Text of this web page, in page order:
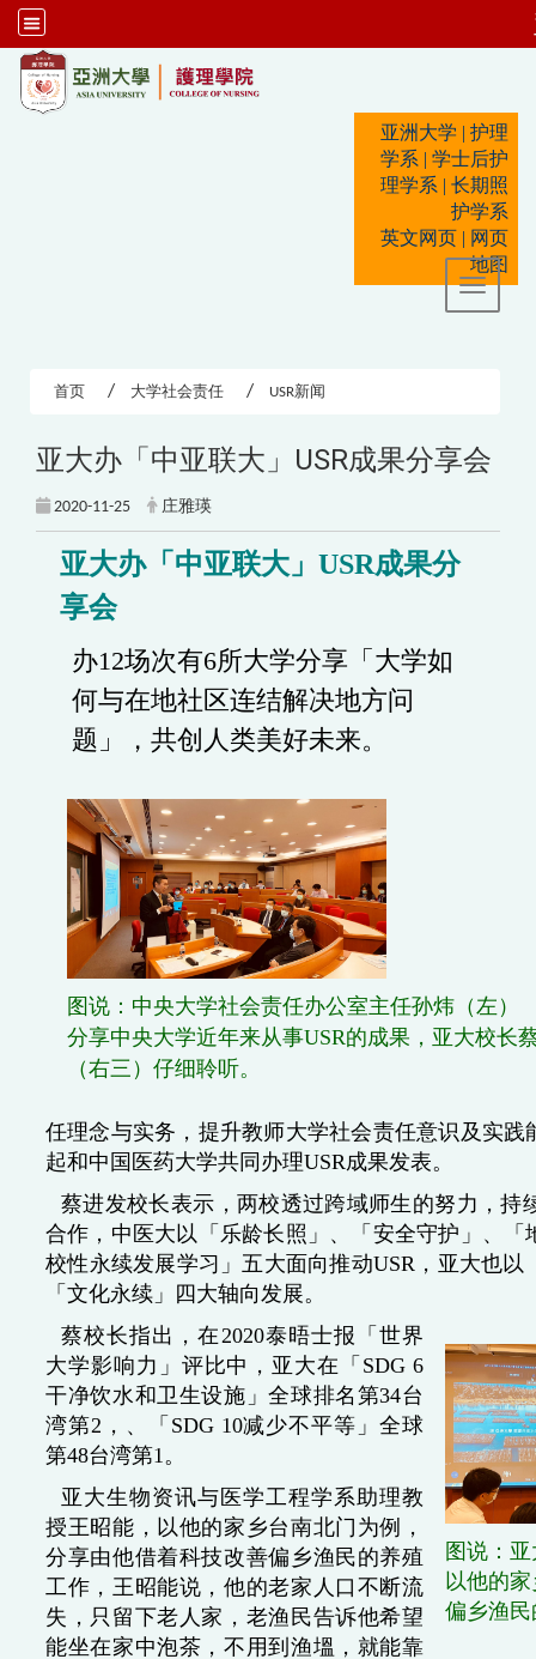
亚洲大学 | 护理
学系 | 学士后护
理学系 | 长期照
护学系
英文网页 | 网页
地图
Toggle
首页 大学社会责任 USR新闻
亚大办「中亚联大」USR成果分享会
2020-11-25 庄雅瑛
亚大办「中亚联大」USR成果分
享会
办12场次有6所大学分享「大学如
何与在地社区连结解决地方问
题」，共创人类美好未来。
图说：中央大学社会责任办公室主任孙炜（左）
分享中央大学近年来从事USR的成果，亚大校长
（右三）仔细聆听。
任理念与实务，提升教师大学社会责任意识及实
起和中国医药大学共同办理USR成果发表。
蔡进发校长表示，两校透过跨域师生的努力，
合作，中医大以「乐龄长照」、「安全守护」、
校性永续发展学习」五大面向推动USR，亚大也
「文化永续」四大轴向发展。
图说：
以他的
偏乡渔
蔡校长指出，在2020泰晤士报「世界
大学影响力」评比中，亚大在「SDG 6
干净饮水和卫生设施」全球排名第34台
湾第2，、「SDG 10减少不平等」全球
第48台湾第1。
亚大生物资讯与医学工程学系助理教
授王昭能，以他的家乡台南北门为例，
分享由他借着科技改善偏乡渔民的养殖
工作，王昭能说，他的老家人口不断流
失，只留下老人家，老渔民告诉他希望
能坐在家中泡茶，不用到渔塭，就能靠